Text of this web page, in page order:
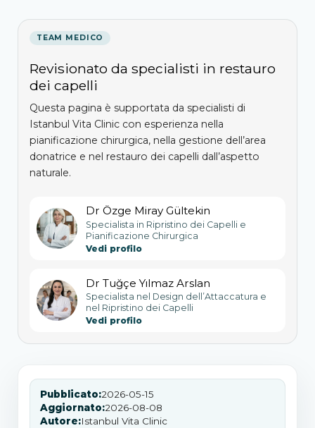
TEAM MEDICO
Revisionato da specialisti in restauro
dei capelli
Questa pagina è supportata da specialisti di
Istanbul Vita Clinic con esperienza nella
pianificazione chirurgica, nella gestione dell’area
donatrice e nel restauro dei capelli dall’aspetto
naturale.
Dr Özge Miray Gültekin
Specialista in Ripristino dei Capelli e
Pianificazione Chirurgica
Vedi profilo
Dr Tuğçe Yılmaz Arslan
Specialista nel Design dell’Attaccatura e
nel Ripristino dei Capelli
Vedi profilo
Pubblicato:2026-05-15
Aggiornato:2026-08-08
Autore:Istanbul Vita Clinic